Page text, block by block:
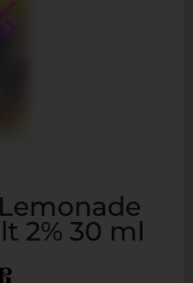
2% 30 ml